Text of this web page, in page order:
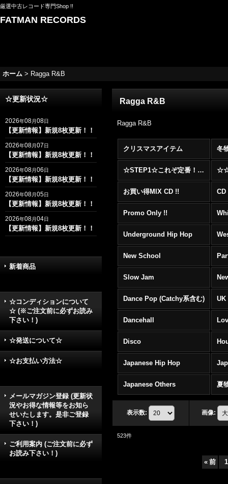
厳選中古レコード専門Shop !!
FATMAN RECORDS
ホーム > Ragga R&B
☆更新状況☆
2026年08月08日
【更新情報】新規8枚更新！！
2026年08月07日
【更新情報】新規8枚更新！！
2026年08月06日
【更新情報】新規8枚更新！！
2026年08月05日
【更新情報】新規8枚更新！！
2026年08月04日
【更新情報】新規8枚更新！！
新着商品
☆コンディションについて
☆ (※ご注文前に必ずお読み
下さい！)
☆発送について☆
☆お支払い方法☆
メールマガジン登録 (更新状
況やお得な情報等をお知ら
せいたします。是非ご登録
下さい！)
ご利用案内 (ご注文前に必ず
お読み下さい！)
Ragga R&B
Ragga R&B
クリスマスアイテム 冬
☆STEP1☆これぞ定番！！まずはここから！2000年代R&BフロアヒットBest 100 !!!
お買い得MIX CD !!
Promo Only !!
Underground Hip Hop
New School
Slow Jam
Dance Pop (Catchy系含む) UK
Dancehall
Disco
Japanese Hip Hop
Japanese Others 夏
表示数: 画像:
523件
« 前 1